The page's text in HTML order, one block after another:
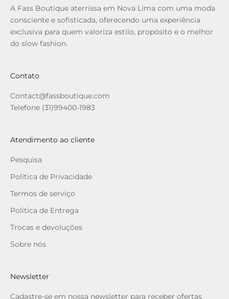
A Fass Boutique aterrissa em Nova Lima com uma moda
consciente e sofisticada, oferecendo uma experiência
exclusiva para quem valoriza estilo, propósito e o melhor
do slow fashion.
Contato
Contact@fassboutique.com
Telefone (31)99400-1983
Atendimento ao cliente
Pesquisa
Política de Privacidade
Termos de serviço
Política de Entrega
Trocas e devoluções
Sobre nós
Newsletter
Cadastre-se em nossa newsletter para receber ofertas